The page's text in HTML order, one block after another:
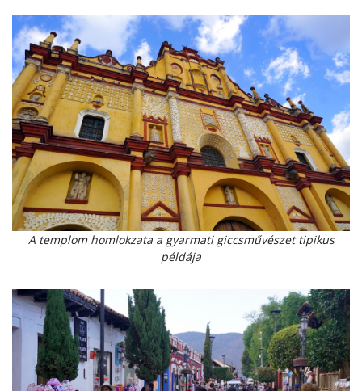
A templom homlokzata a gyarmati giccsművészet tipikus
példája